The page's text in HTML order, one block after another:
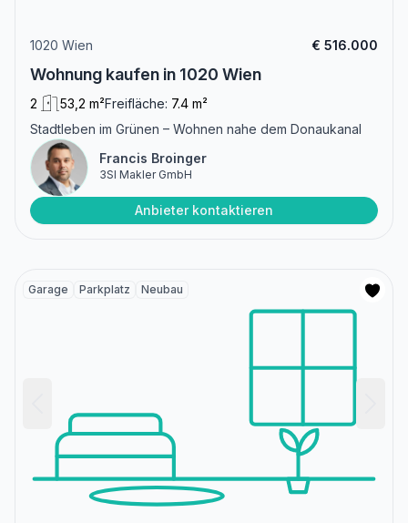
1020 Wien € 516.000
Wohnung kaufen in 1020 Wien
2 53,2 m²Freifläche: 7.4 m²
Stadtleben im Grünen – Wohnen nahe dem Donaukanal
Francis Broinger
3SI Makler GmbH
Anbieter kontaktieren
Garage Parkplatz Neubau